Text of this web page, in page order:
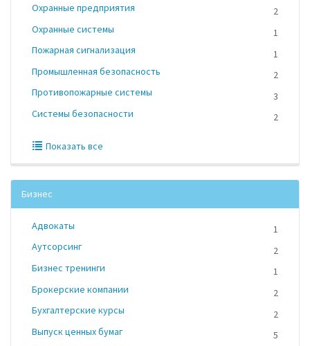
Охранные предприятия
2
Охранные системы
1
Пожарная сигнализация
1
Промышленная безопасность
2
Противопожарные системы
3
Системы безопасности
2
Показать все
Бизнес
Адвокаты
1
Аутсорсинг
2
Бизнес тренинги
1
Брокерские компании
2
Бухгалтерские курсы
2
Выпуск ценных бумаг
5